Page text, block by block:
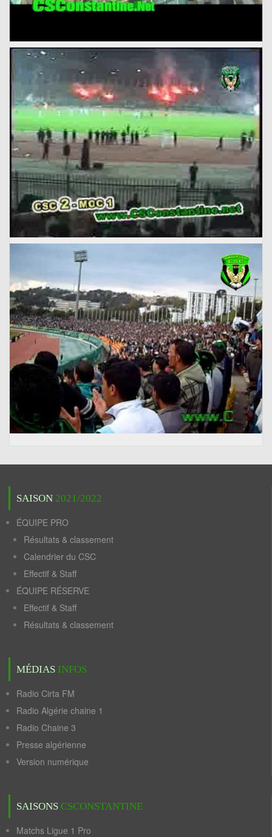
SAISON 2021/2022
ÉQUIPE PRO
Résultats & classement
Calendrier du CSC
Effectif & Staff
ÉQUIPE RÉSERVE
Effectif & Staff
Résultats & classement
MÉDIAS INFOS
Radio Cirta FM
Radio Algérie chaine 1
Radio Chaine 3
Presse algérienne
Version numérique
SAISONS CSCONSTANTINE
Matchs Ligue 1 Pro